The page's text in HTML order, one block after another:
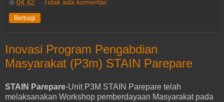
di 04.42 Tidak ada komentar:
Berbagi
Inovasi Program Pengabdian
Masyarakat (P3m) STAIN Parepare
STAIN Parepare-Unit P3M STAIN Parepare telah
melaksanakan Workshop pemberdayaan Masyarakat pada